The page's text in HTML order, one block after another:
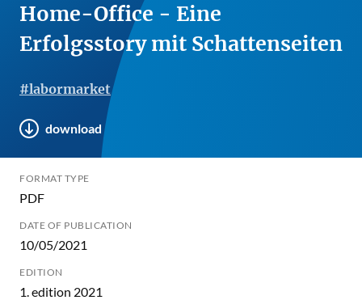
Home-Office - Eine
Erfolgsstory mit Schattenseiten
#labormarket
download
FORMAT TYPE
PDF
DATE OF PUBLICATION
10/05/2021
EDITION
1. edition 2021